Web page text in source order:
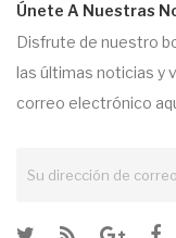
Únete A Nuestras
Disfrute de nuestro
las últimas noticias y
correo electrónico